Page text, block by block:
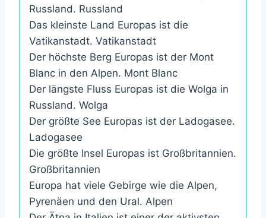
Russland. Russland
Das kleinste Land Europas ist die
Vatikanstadt. Vatikanstadt
Der höchste Berg Europas ist der Mont
Blanc in den Alpen. Mont Blanc
Der längste Fluss Europas ist die Wolga in
Russland. Wolga
Der größte See Europas ist der Ladogasee.
Ladogasee
Die größte Insel Europas ist Großbritannien.
Großbritannien
Europa hat viele Gebirge wie die Alpen,
Pyrenäen und den Ural. Alpen